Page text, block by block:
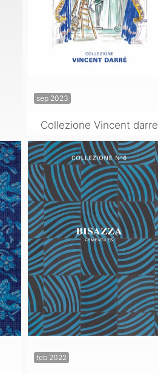
sep 2023
Collezione Vincent darre
feb 2022